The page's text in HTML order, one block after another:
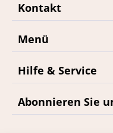
Kontakt
Menü
Hilfe & Service
Abonnieren Sie